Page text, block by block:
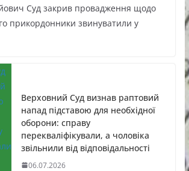
Суд закрив провадження щодо
прикордонники звинуватили у
Верховний Суд визнав раптовий
напад підставою для необхідної
оборони: справу
перекваліфікували, а чоловіка
звільнили від відповідальності
06.07.2026